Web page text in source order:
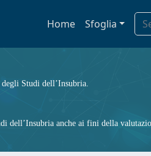
Home Sfoglia
Studi dell’Insubria.
dell’Insubria anche ai fini della